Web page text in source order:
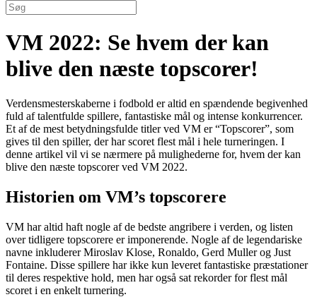
VM 2022: Se hvem der kan
blive den næste topscorer!
Verdensmesterskaberne i fodbold er altid en spændende begivenhed
fuld af talentfulde spillere, fantastiske mål og intense konkurrencer.
Et af de mest betydningsfulde titler ved VM er “Topscorer”, som
gives til den spiller, der har scoret flest mål i hele turneringen. I
denne artikel vil vi se nærmere på mulighederne for, hvem der kan
blive den næste topscorer ved VM 2022.
Historien om VM’s topscorere
VM har altid haft nogle af de bedste angribere i verden, og listen
over tidligere topscorere er imponerende. Nogle af de legendariske
navne inkluderer Miroslav Klose, Ronaldo, Gerd Muller og Just
Fontaine. Disse spillere har ikke kun leveret fantastiske præstationer
til deres respektive hold, men har også sat rekorder for flest mål
scoret i en enkelt turnering.